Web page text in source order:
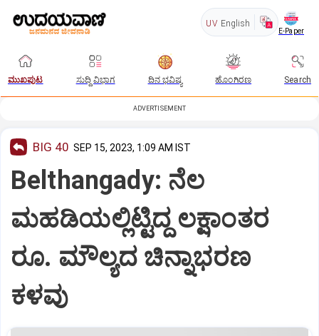
UV English
E-Paper
ಮುಖಪುಟ ಸುದ್ದಿ ವಿಭಾಗ ದಿನ ಭವಿಷ್ಯ ಹೊಂಗಿರಣ Search
ADVERTISEMENT
BIG 40 SEP 15, 2023, 1:09 AM IST
Belthangady: ನೆಲ
ಮಹಡಿಯಲ್ಲಿಟ್ಟಿದ್ದ ಲಕ್ಷಾಂತರ
ರೂ. ಮೌಲ್ಯದ ಚಿನ್ನಾಭರಣ
ಕಳವು